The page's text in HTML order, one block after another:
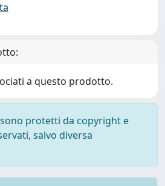
a questo prodotto.
protetti da copyright e
salvo diversa